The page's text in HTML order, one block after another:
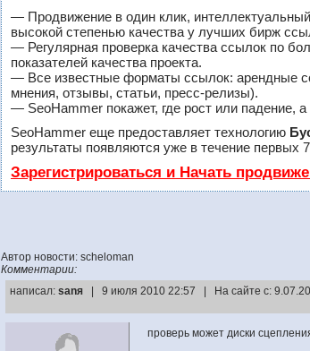
— Продвижение в один клик,
высокой степенью качества у лучших бирж
— Регулярная проверка качества ссылок по
показателей качества проекта.
— Все известные форматы ссылок: арендные
мнения, отзывы, статьи, пресс-релизы).
— SeoHammer покажет, где рост или падение,
SeoHammer еще предоставляет технологию
результаты появляются уже в течение первых
Зарегистрироваться и Начать
Автор новости: scheloman
Комментарии:
написал: sanя | 9 июля 2010 22:57 | На сайте с:
проверь может диски